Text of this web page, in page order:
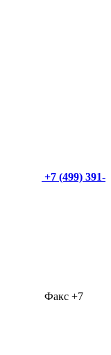
+7 (499) 391-
Факс +7